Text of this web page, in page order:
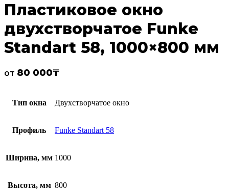
Пластиковое окно
двухстворчатое Funke
Standart 58, 1000×800 мм
от 80 000₸
Тип окна Двухстворчатое окно
Профиль Funke Standart 58
Ширина, мм 1000
Высота, мм 800